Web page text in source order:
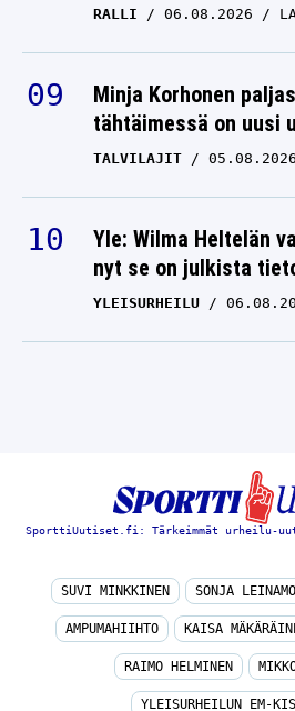
RALLI 06.08.2026
Minja Korhonen
tähtäimessä on uusi
TALVILAJIT 05.08.2026
Yle: Wilma Heltelän
nyt se on julkista
YLEISURHEILU
SporttiUutiset.fi: Tärkeimmät urheilu-
SUVI MINKKINEN SONJA LEINAMO
AMPUMAHIIHTO KAISA
RAIMO HELMINEN
YLEISURHEILUN EM-